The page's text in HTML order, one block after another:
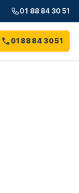
01 88 84 30 51
01 88 84 30 51